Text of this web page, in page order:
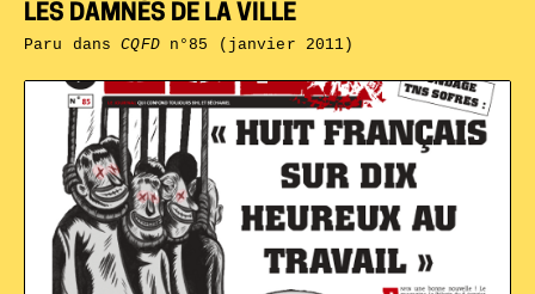
LES DAMNÉS DE LA VILLE
Paru dansCQFDn°85 (janvier 2011)